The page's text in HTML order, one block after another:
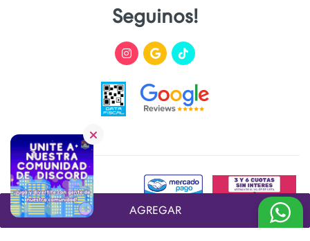
AGREGAR
Seguinos!
Desarrollado y Diseñado por FoxTienda